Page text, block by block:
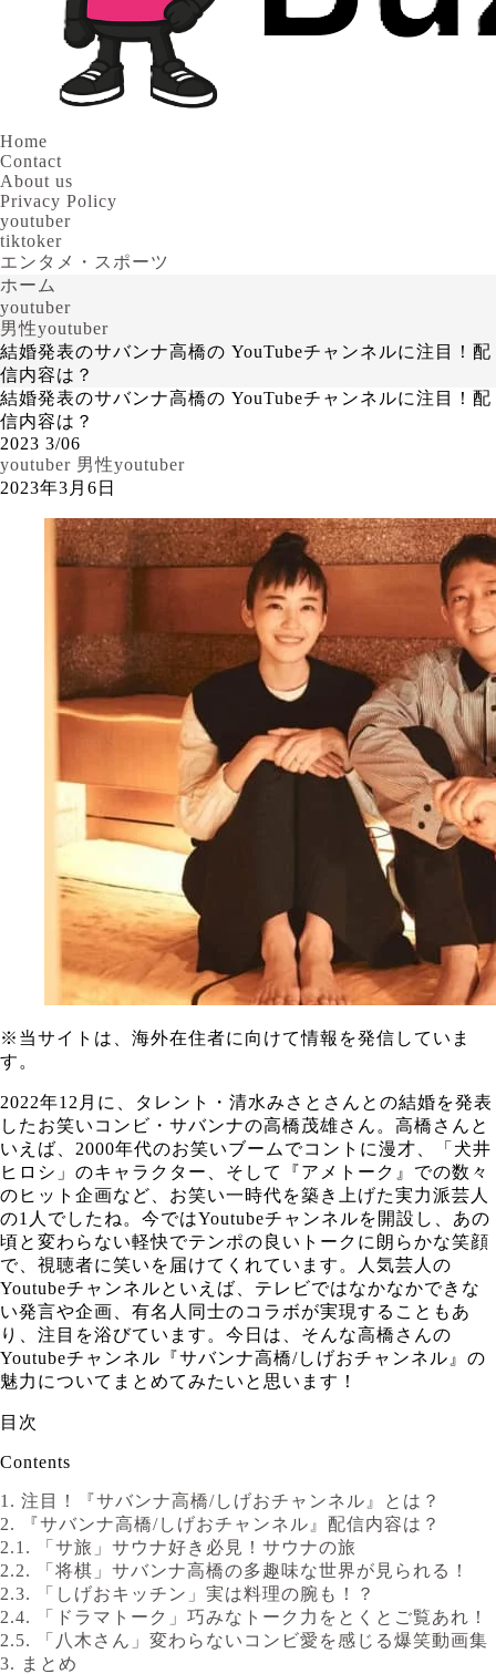
Home
Contact
About us
Privacy Policy
youtuber
tiktoker
エンタメ・スポーツ
ホーム
youtuber
男性youtuber
結婚発表のサバンナ高橋の YouTubeチャンネルに注目！配
信内容は？
結婚発表のサバンナ高橋の YouTubeチャンネルに注目！配
信内容は？
2023 3/06
youtuber 男性youtuber
2023年3月6日
※ 当サイトは、海外在住者に向けて情報を発信していま
す。
2022年12月に、タレント・清水みさとさんとの結婚を発表
したお笑いコンビ・サバンナの高橋茂雄さん。高橋さんと
いえば、2000年代のお笑いブームでコントに漫才、「犬井
ヒロシ」のキャラクター、そして『アメトーク』での数々
のヒット企画など、お笑い一時代を築き上げた実力派芸人
の1人でしたね。今ではYoutubeチャンネルを開設し、あの
頃と変わらない軽快でテンポの良いトークに朗らかな笑顔
で、視聴者に笑いを届けてくれています。人気芸人の
Youtubeチャンネルといえば、テレビではなかなかできな
い発言や企画、有名人同士のコラボが実現することもあ
り、注目を浴びています。今日は、そんな高橋さんの
Youtubeチャンネル『サバンナ高橋/しげおチャンネル』の
魅力についてまとめてみたいと思います！
目次
Contents
1. 注目！『サバンナ高橋/しげおチャンネル』とは？
2.
『サバンナ高橋/しげおチャンネル』配信内容は？
2.1.
「サ旅」サウナ好き必見！サウナの旅
2.2.
「将棋」サバンナ高橋の多趣味な世界が見られる！
2.3.
「しげおキッチン」実は料理の腕も！？
2.4.
「ドラマトーク」巧みなトーク力をとくとご覧あれ！
2.5.
「八木さん」変わらないコンビ愛を感じる爆笑動画集
3. まとめ